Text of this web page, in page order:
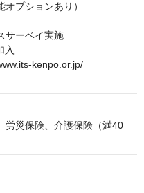
プションあり）
サーベイ実施
入
kenpo.or.jp/
労災保険、介護保険（満40